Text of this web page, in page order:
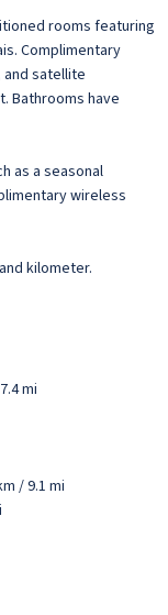
rooms featuring
Complimentary
satellite
Bathrooms have
as a seasonal
wireless
kilometer.
mi
/ 9.1 mi